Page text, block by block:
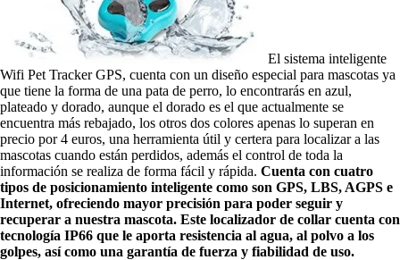
El sistema inteligente
Wifi Pet Tracker GPS, cuenta con un diseño especial para mascotas ya
que tiene la forma de una pata de perro, lo encontrarás en azul,
plateado y dorado, aunque el dorado es el que actualmente se
encuentra más rebajado, los otros dos colores apenas lo superan en
precio por 4 euros, una herramienta útil y certera para localizar a las
mascotas cuando están perdidos, además el control de toda la
información se realiza de forma fácil y rápida. Cuenta con cuatro
tipos de posicionamiento inteligente como son GPS, LBS, AGPS e
Internet, ofreciendo mayor precisión para poder seguir y
recuperar a nuestra mascota. Este localizador de collar cuenta con
tecnología IP66 que le aporta resistencia al agua, al polvo a los
golpes, así como una garantía de fuerza y fiabilidad de uso.